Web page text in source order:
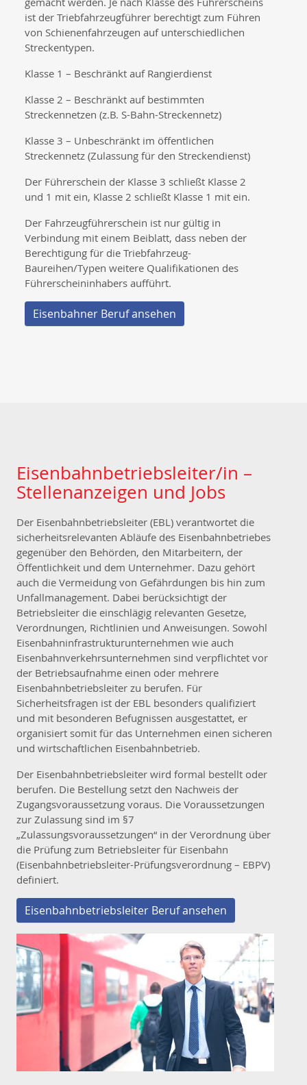
ist der Triebfahrzeugführer berechtigt zum Führen
von Schienenfahrzeugen auf unterschiedlichen
Streckentypen.
Klasse 1 – Beschränkt auf Rangierdienst
Klasse 2 – Beschränkt auf bestimmten
Streckennetzen (z.B. S-Bahn-Streckennetz)
Klasse 3 – Unbeschränkt im öffentlichen
Streckennetz (Zulassung für den Streckendienst)
Der Führerschein der Klasse 3 schließt Klasse 2
und 1 mit ein, Klasse 2 schließt Klasse 1 mit ein.
Der Fahrzeugführerschein ist nur gültig in
Verbindung mit einem Beiblatt, dass neben der
Berechtigung für die Triebfahrzeug-
Baureihen/Typen weitere Qualifikationen des
Führerscheininhabers aufführt.
Eisenbahner Beruf ansehen
Eisenbahnbetriebsleiter/in –
Stellenanzeigen und Jobs
Der Eisenbahnbetriebsleiter (EBL) verantwortet die
sicherheitsrelevanten Abläufe des Eisenbahnbetriebes
gegenüber den Behörden, den Mitarbeitern, der
Öffentlichkeit und dem Unternehmer. Dazu gehört
auch die Vermeidung von Gefährdungen bis hin zum
Unfallmanagement. Dabei berücksichtigt der
Betriebsleiter die einschlägig relevanten Gesetze,
Verordnungen, Richtlinien und Anweisungen. Sowohl
Eisenbahninfrastrukturunternehmen wie auch
Eisenbahnverkehrsunternehmen sind verpflichtet vor
der Betriebsaufnahme einen oder mehrere
Eisenbahnbetriebsleiter zu berufen. Für
Sicherheitsfragen ist der EBL besonders qualifiziert
und mit besonderen Befugnissen ausgestattet, er
organisiert somit für das Unternehmen einen sicheren
und wirtschaftlichen Eisenbahnbetrieb.
Der Eisenbahnbetriebsleiter wird formal bestellt oder
berufen. Die Bestellung setzt den Nachweis der
Zugangsvoraussetzung voraus. Die Voraussetzungen
zur Zulassung sind im §7
„Zulassungsvoraussetzungen“ in der Verordnung über
die Prüfung zum Betriebsleiter für Eisenbahn
(Eisenbahnbetriebsleiter-Prüfungsverordnung – EBPV)
definiert.
Eisenbahnbetriebsleiter Beruf ansehen